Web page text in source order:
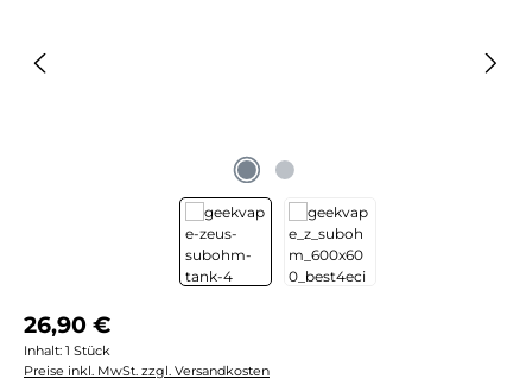
Regulärer Preis:
26,90 €
Inhalt: 1 Stück
Preise inkl. MwSt. zzgl. Versandkosten